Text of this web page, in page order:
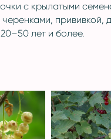
с крылатыми
прививкой,
лет и более.